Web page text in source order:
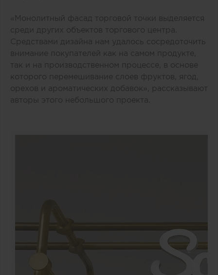
«Монолитный фасад торговой точки выделяется
среди других объектов торгового центра.
Средствами дизайна нам удалось сосредоточить
внимание покупателей как на самом продукте,
так и на производственном процессе, в основе
которого перемешивание слоев фруктов, ягод,
орехов и ароматических добавок», рассказывают
авторы этого небольшого проекта.